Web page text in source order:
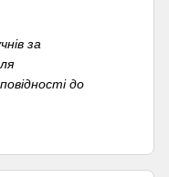
за
до